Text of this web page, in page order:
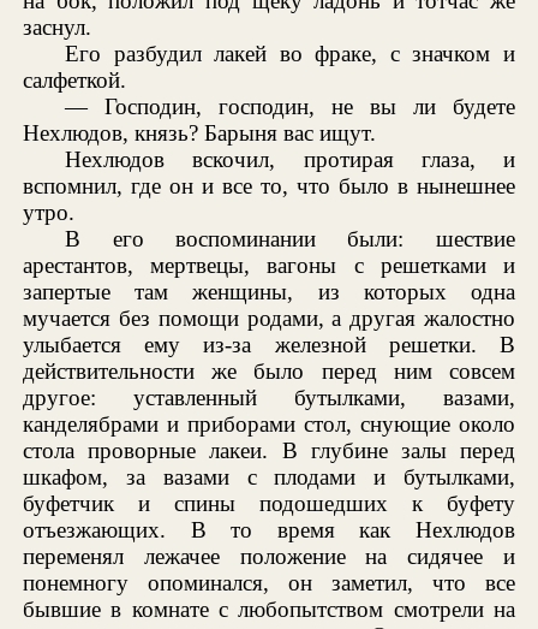
заснул.
Его разбудил лакей во фраке, с значком и
салфеткой.
— Господин, господин, не вы ли будете
Нехлюдов, князь? Барыня вас ищут.
Нехлюдов вскочил, протирая глаза, и
вспомнил, где он и все то, что было в нынешнее
утро.
В его воспоминании были: шествие
арестантов, мертвецы, вагоны с решетками и
запертые там женщины, из которых одна
мучается без помощи родами, а другая жалостно
улыбается ему из-за железной решетки. В
действительности же было перед ним совсем
другое: уставленный бутылками, вазами,
канделябрами и приборами стол, снующие около
стола проворные лакеи. В глубине залы перед
шкафом, за вазами с плодами и бутылками,
буфетчик и спины подошедших к буфету
отъезжающих. В то время как Нехлюдов
переменял лежачее положение на сидячее и
понемногу опоминался, он заметил, что все
бывшие в комнате с любопытством смотрели на